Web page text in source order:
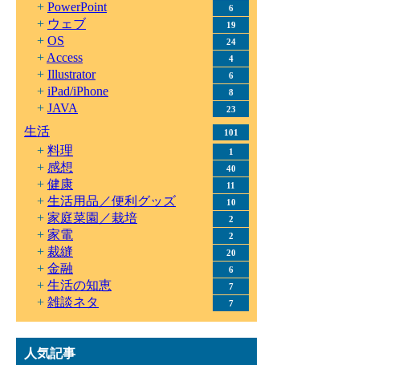
PowerPoint 6
ウェブ 19
OS 24
Access 4
Illustrator 6
iPad/iPhone 8
JAVA 23
生活 101
料理 1
感想 40
健康 11
生活用品／便利グッズ 10
家庭菜園／栽培 2
家電 2
裁縫 20
金融 6
生活の知恵 7
雑談ネタ 7
人気記事